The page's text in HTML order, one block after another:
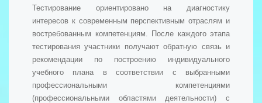
Тестирование ориентировано на диагностику
интересов к современным перспективным отраслям и
востребованным компетенциям. После каждого этапа
тестирования участники получают обратную связь и
рекомендации по построению индивидуального
учебного плана в соответствии с выбранными
профессиональными компетенциями
(профессиональными областями деятельности) с